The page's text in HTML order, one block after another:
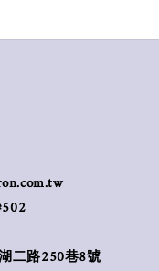
二路250巷8號